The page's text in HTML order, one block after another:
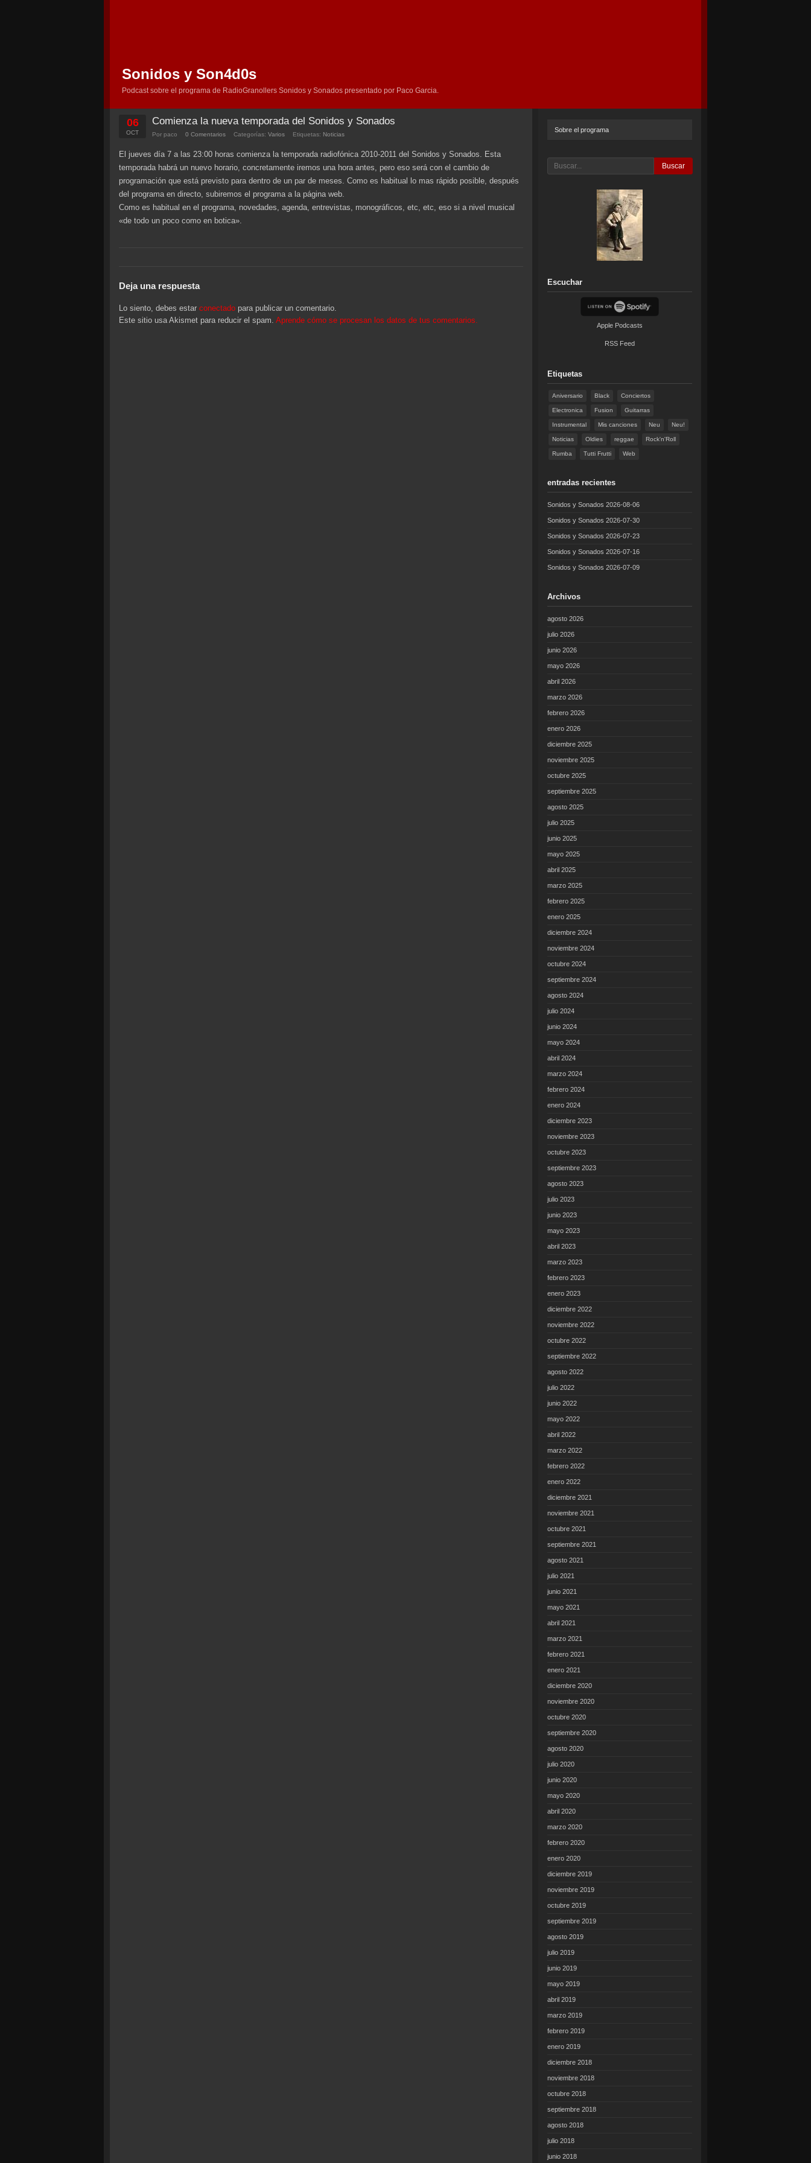
Sonidos y Son4d0s
Podcast sobre el programa de RadioGranollers Sonidos y Sonados presentado por Paco Garcia.
06
OCT
Comienza la nueva temporada del Sonidos y Sonados
Por paco 0 Comentarios Categorías: Varios Etiquetas: Noticias
El jueves día 7 a las 23:00 horas comienza la temporada radiofónica 2010-2011 del Sonidos y Sonados. Esta
temporada habrá un nuevo horario, concretamente iremos una hora antes, pero eso será con el cambio de
programación que está previsto para dentro de un par de meses. Como es habitual lo mas rápido posible, después
del programa en directo, subiremos el programa a la página web.
Como es habitual en el programa, novedades, agenda, entrevistas, monográficos, etc, etc, eso si a nivel musical
«de todo un poco como en botica».
Deja una respuesta
Lo siento, debes estar conectado para publicar un comentario.
Este sitio usa Akismet para reducir el spam. Aprende cómo se procesan los datos de tus comentarios.
Sobre el programa
Buscar
Escuchar
Apple Podcasts
RSS Feed
Etiquetas
Aniversario Black Conciertos
Electronica Fusion Guitarras
Instrumental Mis canciones Neu Neu!
Noticias Oldies reggae Rock'n'Roll
Rumba Tutti Frutti Web
entradas recientes
Sonidos y Sonados 2026-08-06
Sonidos y Sonados 2026-07-30
Sonidos y Sonados 2026-07-23
Sonidos y Sonados 2026-07-16
Sonidos y Sonados 2026-07-09
Archivos
agosto 2026
julio 2026
junio 2026
mayo 2026
abril 2026
marzo 2026
febrero 2026
enero 2026
diciembre 2025
noviembre 2025
octubre 2025
septiembre 2025
agosto 2025
julio 2025
junio 2025
mayo 2025
abril 2025
marzo 2025
febrero 2025
enero 2025
diciembre 2024
noviembre 2024
octubre 2024
septiembre 2024
agosto 2024
julio 2024
junio 2024
mayo 2024
abril 2024
marzo 2024
febrero 2024
enero 2024
diciembre 2023
noviembre 2023
octubre 2023
septiembre 2023
agosto 2023
julio 2023
junio 2023
mayo 2023
abril 2023
marzo 2023
febrero 2023
enero 2023
diciembre 2022
noviembre 2022
octubre 2022
septiembre 2022
agosto 2022
julio 2022
junio 2022
mayo 2022
abril 2022
marzo 2022
febrero 2022
enero 2022
diciembre 2021
noviembre 2021
octubre 2021
septiembre 2021
agosto 2021
julio 2021
junio 2021
mayo 2021
abril 2021
marzo 2021
febrero 2021
enero 2021
diciembre 2020
noviembre 2020
octubre 2020
septiembre 2020
agosto 2020
julio 2020
junio 2020
mayo 2020
abril 2020
marzo 2020
febrero 2020
enero 2020
diciembre 2019
noviembre 2019
octubre 2019
septiembre 2019
agosto 2019
julio 2019
junio 2019
mayo 2019
abril 2019
marzo 2019
febrero 2019
enero 2019
diciembre 2018
noviembre 2018
octubre 2018
septiembre 2018
agosto 2018
julio 2018
junio 2018